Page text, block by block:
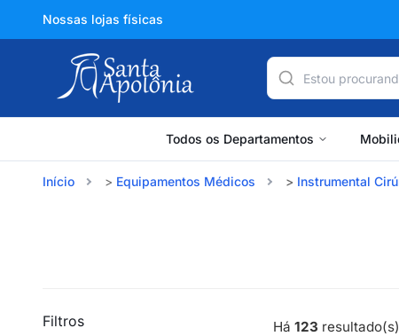
Nossas lojas físicas
Todos os Departamentos
Início Equipamentos Médicos Instrumental
Filtros Há 123